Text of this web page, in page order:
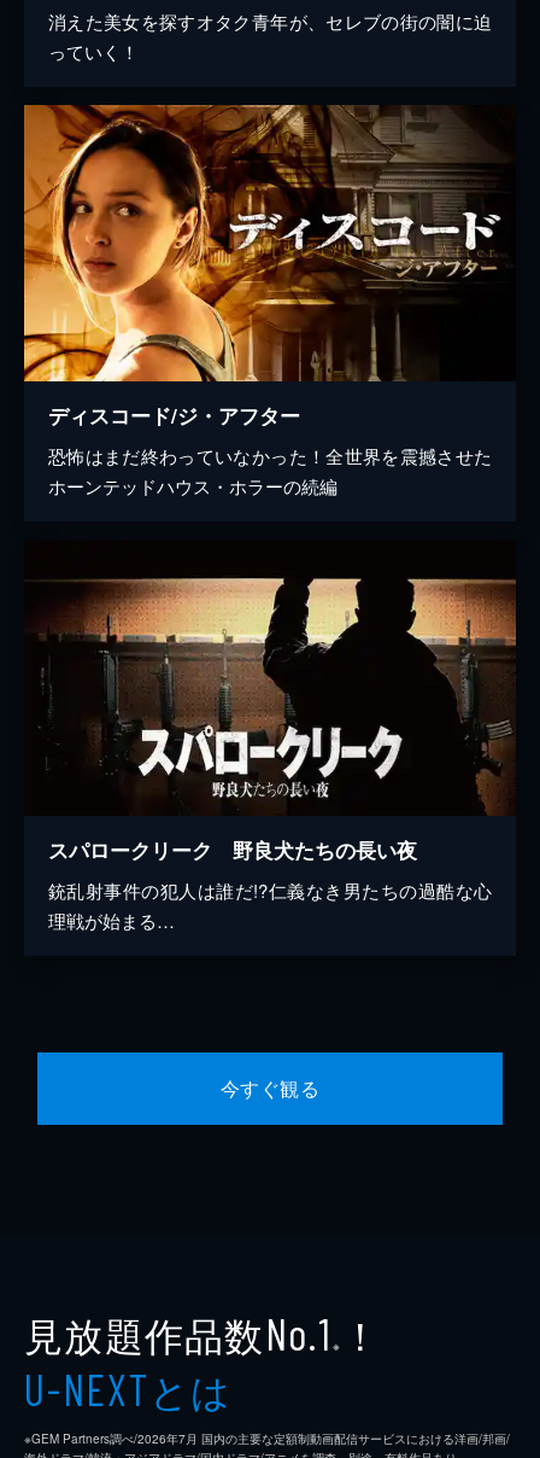
消えた美女を探すオタク青年が、セレブの街の闇に迫
っていく！
ディスコード/ジ・アフター
恐怖はまだ終わっていなかった！全世界を震撼させた
ホーンテッドハウス・ホラーの続編
スパロークリーク 野良犬たちの長い夜
銃乱射事件の犯人は誰だ!?仁義なき男たちの過酷な心
理戦が始まる…
今すぐ観る
見放題作品数No.1 ※ ！
U-NEXTとは
※GEM Partners調べ/2026年7⽉ 国内の主要な定額制動画配信サービスにおける洋画/邦画/